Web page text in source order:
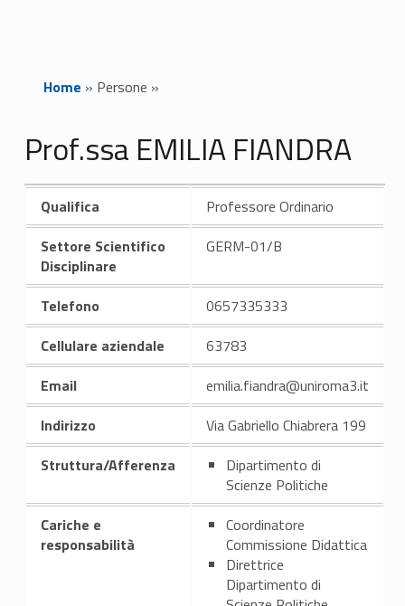
Home » Persone »
Prof.ssa EMILIA FIANDRA
Qualifica
Professore Ordinario
Settore Scientifico
Disciplinare
GERM-01/B
Telefono
0657335333
Cellulare aziendale
63783
Email
emilia.fiandra@uniroma3.it
Indirizzo
Via Gabriello Chiabrera 199
Struttura/Afferenza
Dipartimento di
Scienze Politiche
Cariche e
responsabilità
Coordinatore
Commissione Didattica
Direttrice
Dipartimento di